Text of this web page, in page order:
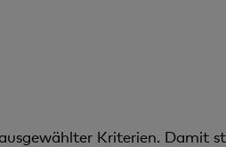
Kriterien. Damit